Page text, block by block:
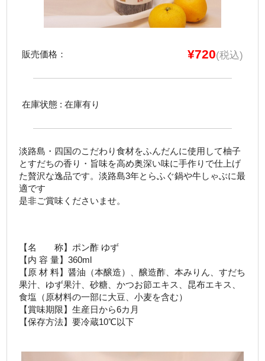
販売価格： ¥720(税込)
在庫状態 : 在庫有り
淡路島・四国のこだわり食材をふんだんに使用して柚子
とすだちの香り・旨味を高め奥深い味に手作りで仕上げ
た贅沢な逸品です。淡路島3年とらふぐ鍋や牛しゃぶに最
適です
是非ご賞味くださいませ。
【名 称】ポン酢 ゆず
【内 容 量】360ml
【原 材 料】醤油（本醸造）、醸造酢、本みりん、すだち
果汁、ゆず果汁、砂糖、かつお節エキス、昆布エキス、
食塩（原材料の一部に大豆、小麦を含む）
【賞味期限】生産日から6カ月
【保存方法】要冷蔵10℃以下